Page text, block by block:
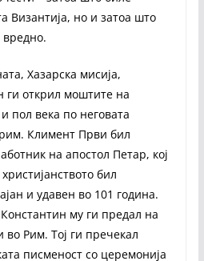
Византија, но и затоа што
вредно.
Хазарска мисија,
ги открил моштите на
пол века по неговата
Климент Први бил
на апостол Петар, кој
бил
и удавен во 101 година.
му ги предал на
во Рим. Тој ги пречекал
писменост со церемонија